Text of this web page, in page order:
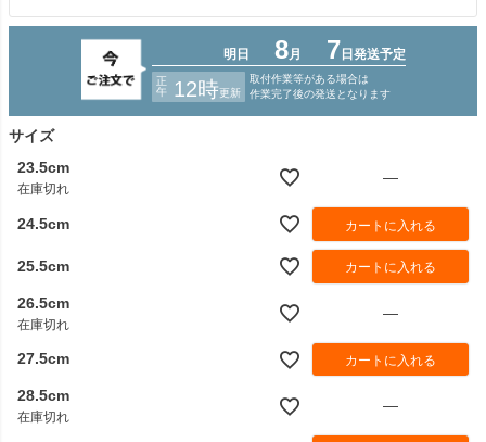
サイズ
23.5cm
在庫切れ
—
24.5cm カートに入れる
25.5cm カートに入れる
26.5cm
在庫切れ
—
27.5cm カートに入れる
28.5cm
在庫切れ
—